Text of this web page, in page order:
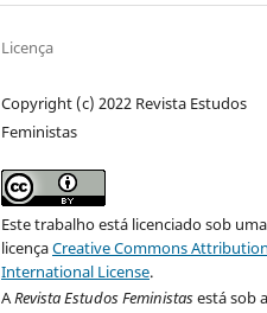
Licença
Copyright (c) 2022 Revista Estudos
Feministas
Este trabalho está licenciado sob uma
licençaCreative Commons
International License.
ARevista Estudos Feministasestá sob